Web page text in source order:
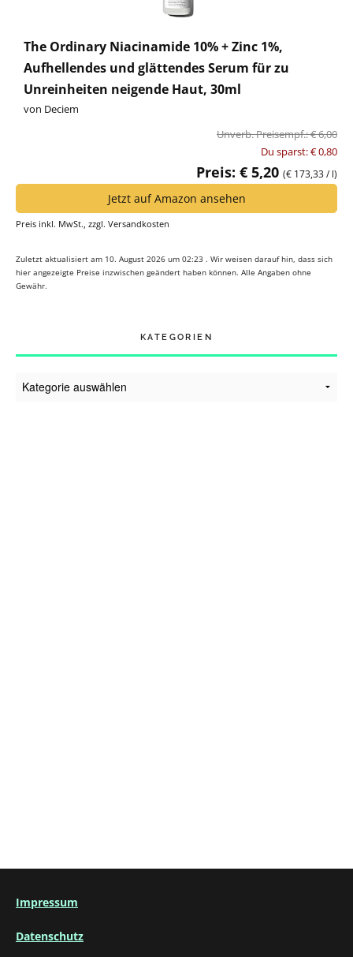
The Ordinary Niacinamide 10% + Zinc 1%,
Aufhellendes und glättendes Serum für zu
Unreinheiten neigende Haut, 30ml
von Deciem
Unverb. Preisempf.: € 6,00
Du sparst: € 0,80
Preis: € 5,20 (€ 173,33 / l)
Jetzt auf Amazon ansehen
Preis inkl. MwSt., zzgl. Versandkosten
Zuletzt aktualisiert am 10. August 2026 um 02:23 . Wir weisen darauf hin, dass sich
hier angezeigte Preise inzwischen geändert haben können. Alle Angaben ohne
Gewähr.
KATEGORIEN
Kategorien
Impressum
Datenschutz